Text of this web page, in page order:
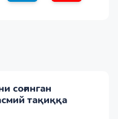
соғинган
тақиққа